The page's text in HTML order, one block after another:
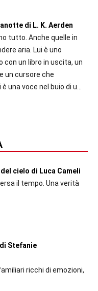
di L. K. Aerden
tutto. Anche quelle in
aria. Lui è uno
un libro in uscita, un
un cursore che
una voce nel buio di u...
cielo di Luca Cameli
il tempo. Una verità
Stefanie
ricchi di emozioni,